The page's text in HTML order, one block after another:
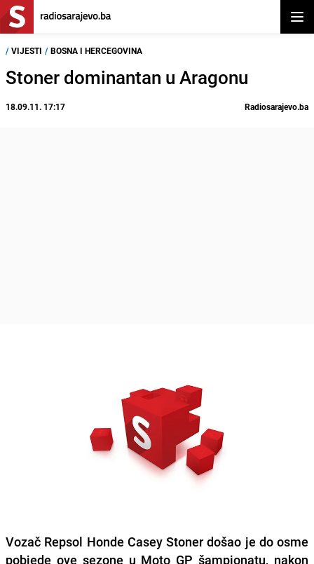
/ VIJESTI / BOSNA I HERCEGOVINA
Stoner dominantan u Aragonu
18.09.11. 17:17 Radiosarajevo.ba
Vozač Repsol Honde Casey Stoner došao je do osme
pobjede ove sezone u Moto GP šampionatu, nakon